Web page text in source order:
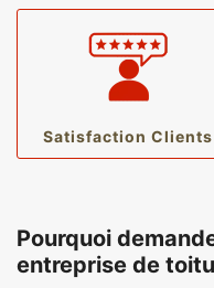
Satisfaction Clients
Pourquoi
entreprise de